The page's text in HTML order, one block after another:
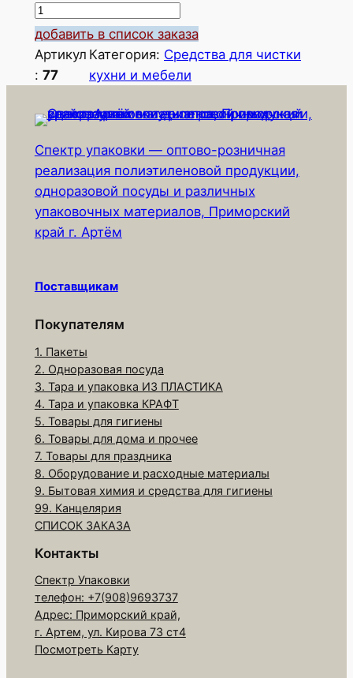
К
о
л
и
е
т
в
о
т
о
р
а
н
т
и
ж
и
р
5
л
"
i
g
h
t
"
добавить в список заказа
Артикул
: 77
Категория: Средства для чистки
кухни и мебели
Спектр упаковки — оптово-розничная
реализация полиэтиленовой продукции,
одноразовой посуды и различных
упаковочных материалов, Приморский
край г. Артём
Поставщикам
Покупателям
1. Пакеты
2. Одноразовая посуда
3. Тара и упаковка ИЗ ПЛАСТИКА
4. Тара и упаковка КРАФТ
5. Товары для гигиены
6. Товары для дома и прочее
7. Товары для праздника
8. Оборудование и расходные материалы
9. Бытовая химия и средства для гигиены
99. Канцелярия
СПИСОК ЗАКАЗА
Контакты
Спектр Упаковки
телефон: +7(908)9693737
Адрес: Приморский край,
г. Артем, ул. Кирова 73 ст4
Посмотреть Карту